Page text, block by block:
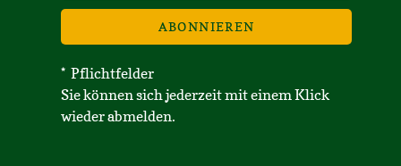
ABONNIEREN
* Pflichtfelder
Sie können sich jederzeit mit einem Klick
wieder abmelden.